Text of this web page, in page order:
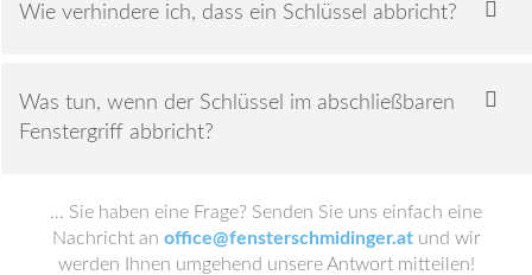
Wie verhindere ich, dass ein Schlüssel abbricht?
Was tun, wenn der Schlüssel im abschließbaren
Fenstergriff abbricht?
… Sie haben eine Frage? Senden Sie uns einfach eine
Nachricht an office@fensterschmidinger.at und wir
werden Ihnen umgehend unsere Antwort mitteilen!